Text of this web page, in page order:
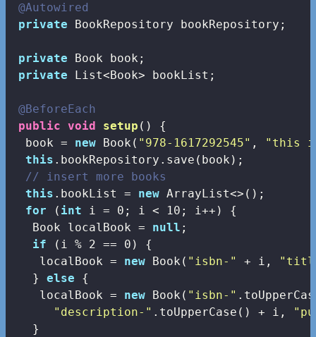
@Autowired
private BookRepository bookRepository;
private Book book;
private List<Book> bookList;
@BeforeEach
public void setup ()
{
  book =
new Book( "978-1617292545" , "this
this .bookRepository.save(book);
// insert more books
this .bookList = new ArrayList<>();
for ( int i = 0 ; i < 10 ; i++) {
   Book localBook =
null ;
if (i % 2 == 0 ) {
    localBook =
new Book( "isbn-" + i,
   }
else {
    localBook =
new Book( "isbn-"
"description-" .toUpperCase() + i,
   }